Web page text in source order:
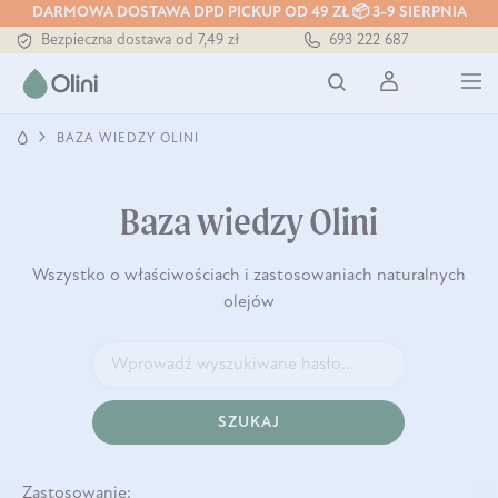
DARMOWA DOSTAWA DPD PICKUP OD 49 ZŁ 📦 3-9 SIERPNIA
Bezpieczna dostawa od 7,49 zł
Darmowa dostawa od 199 zł
Tłoczony zawsze na zimno
693 222 687
BAZA WIEDZY OLINI
Baza wiedzy Olini
Wszystko o właściwościach i zastosowaniach naturalnych
olejów
SZUKAJ
Zastosowanie: